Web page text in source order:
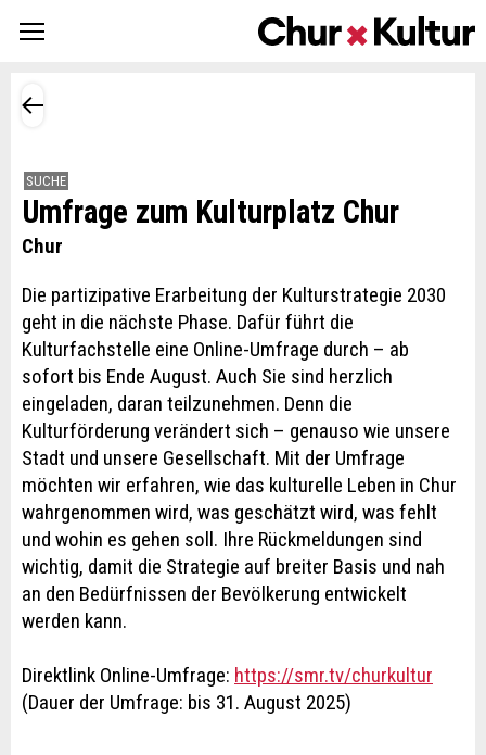
SUCHE
Umfrage zum Kulturplatz Chur
Chur
Die partizipative Erarbeitung der Kulturstrategie 2030
geht in die nächste Phase. Dafür führt die
Kulturfachstelle eine Online-Umfrage durch – ab
sofort bis Ende August. Auch Sie sind herzlich
eingeladen, daran teilzunehmen. Denn die
Kulturförderung verändert sich – genauso wie unsere
Stadt und unsere Gesellschaft. Mit der Umfrage
möchten wir erfahren, wie das kulturelle Leben in Chur
wahrgenommen wird, was geschätzt wird, was fehlt
und wohin es gehen soll. Ihre Rückmeldungen sind
wichtig, damit die Strategie auf breiter Basis und nah
an den Bedürfnissen der Bevölkerung entwickelt
werden kann.
Direktlink Online-Umfrage: https://smr.tv/churkultur
(Dauer der Umfrage: bis 31. August 2025)